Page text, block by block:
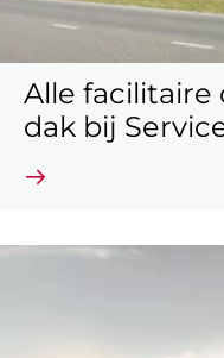
Alle facilitaire
dak bij
Lees verder